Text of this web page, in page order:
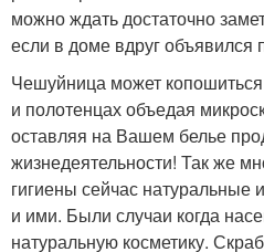
можно ждать достаточно
если в доме вдруг объявился
Чешуйница может
и полотенцах объедая
оставляя на Вашем белье
жизнедеятельности! Так же
гигиены сейчас натуральные
и ими. Были случаи когда
натуральную косметику.